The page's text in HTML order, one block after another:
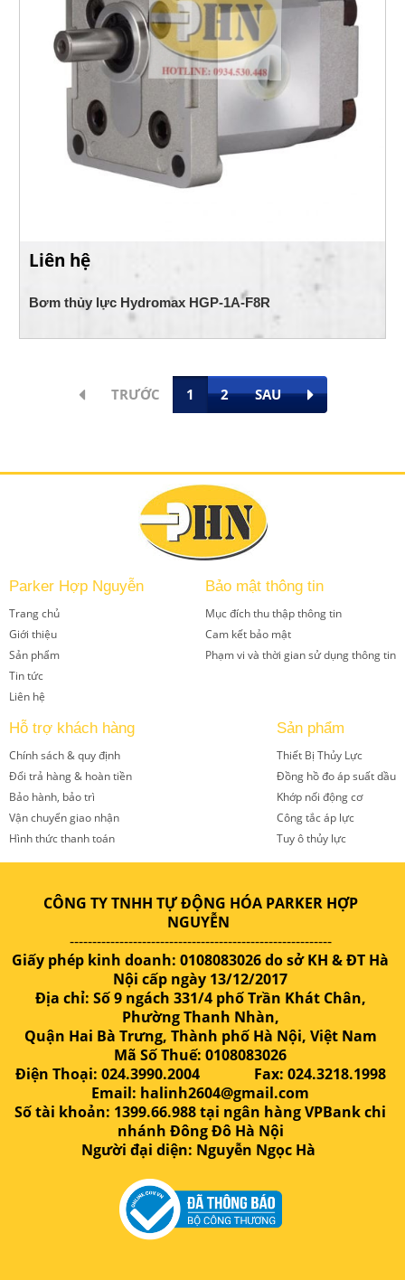
Liên hệ
Bơm thủy lực Hydromax HGP-1A-F8R
TRƯỚC 1 2 SAU
Parker Hợp Nguyễn
Trang chủ
Giới thiệu
Sản phẩm
Tin tức
Liên hệ
Bảo mật thông tin
Mục đích thu thập thông tin
Cam kết bảo mật
Phạm vi và thời gian sử dụng thông tin
Hỗ trợ khách hàng
Chính sách & quy định
Đổi trả hàng & hoàn tiền
Bảo hành, bảo trì
Vận chuyển giao nhận
Hình thức thanh toán
Sản phẩm
Thiết Bị Thủy Lực
Đồng hồ đo áp suất dầu
Khớp nối động cơ
Công tắc áp lực
Tuy ô thủy lực
CÔNG TY TNHH TỰ ĐỘNG HÓA PARKER HỢP
NGUYỄN
----------------------------------------------------------
Giấy phép kinh doanh: 0108083026 do sở KH & ĐT Hà
Nội cấp ngày 13/12/2017
Địa chỉ: Số 9 ngách 331/4 phố Trần Khát Chân,
Phường Thanh Nhàn,
Quận Hai Bà Trưng, Thành phố Hà Nội, Việt Nam
Mã Số Thuế: 0108083026
Điện Thoại: 024.3990.2004 Fax: 024.3218.1998
Email: halinh2604@gmail.com
Số tài khoản: 1399.66.988 tại ngân hàng VPBank chi
nhánh Đông Đô Hà Nội
Người đại diện: Nguyễn Ngọc Hà